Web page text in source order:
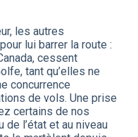
les autres
lui barrer la route :
cessent
tant qu’elles ne
concurrence
de vols. Une prise
certains de nos
de l’état et au niveau